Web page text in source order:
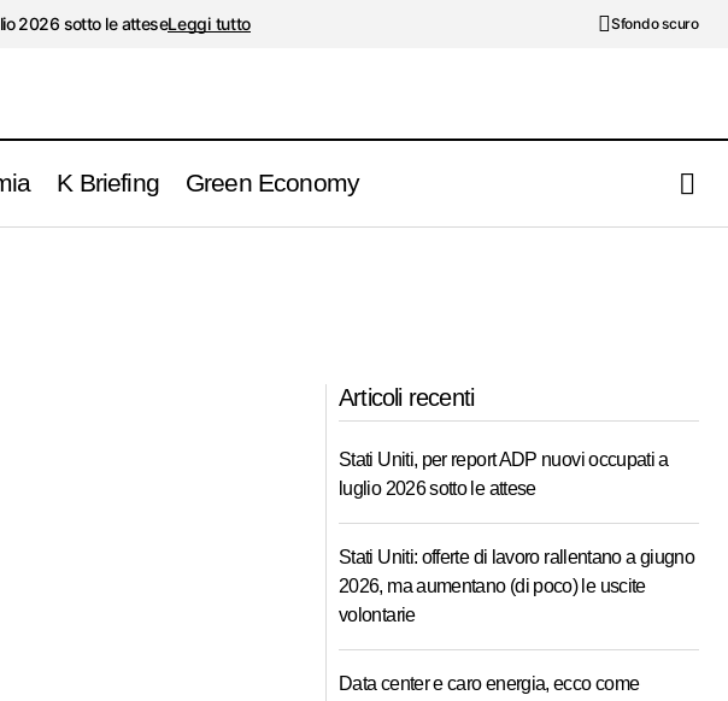
2026 sotto le atteseLeggi tutto Sfondo scuro
K Briefing Green Economy
Articoli recenti
Stati Uniti, per report ADP nuovi occupati a
luglio 2026 sotto le attese
Stati Uniti: offerte di lavoro rallentano a giugno
2026, ma aumentano (di poco) le uscite
volontarie
Data center e caro energia, ecco come